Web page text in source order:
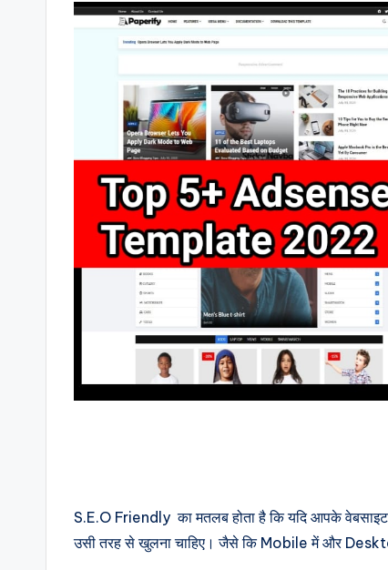
S.E.O Friendly का मतलब होता है कि यदि आपके
उसी तरह से खुलना चाहिए। जैसे कि Mobile में और